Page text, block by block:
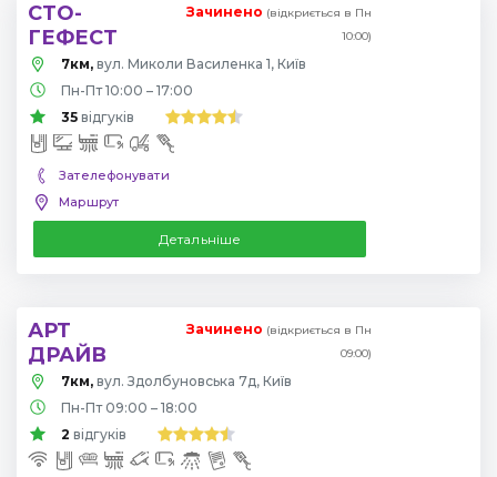
СТО-
ГЕФЕСТ
Зачинено (відкриється в Пн
10:00)
7км, вул. Миколи Василенка 1, Київ
Пн-Пт 10:00 – 17:00
35 відгуків
Зателефонувати
Маршрут
Детальніше
АРТ
ДРАЙВ
Зачинено (відкриється в Пн
09:00)
7км, вул. Здолбуновська 7д, Київ
Пн-Пт 09:00 – 18:00
2 відгуків